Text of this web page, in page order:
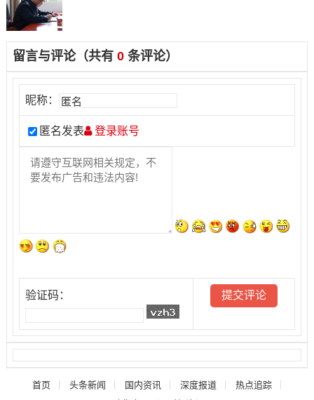
留言与评论（共有 0条评论）
昵称：
匿名发表 登录账号
验证码：
首页 头条新闻 国内资讯 深度报道
热点追踪